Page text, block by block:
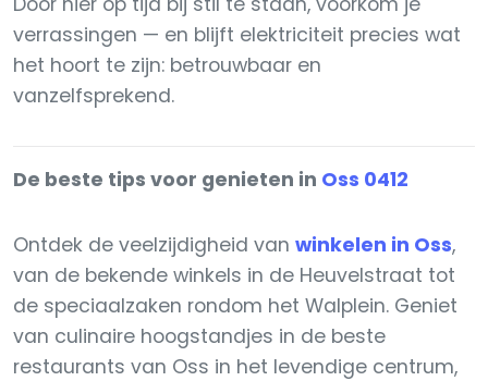
verrassingen — en blijft elektriciteit precies wat
het hoort te zijn: betrouwbaar en
vanzelfsprekend.
De beste tips voor genieten in Oss 0412
Ontdek de veelzijdigheid van winkelen in Oss,
van de bekende winkels in de Heuvelstraat tot
de speciaalzaken rondom het Walplein. Geniet
van culinaire hoogstandjes in de beste
restaurants van Oss in het levendige centrum,